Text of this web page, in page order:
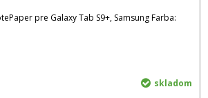
pre Galaxy Tab S9+, Samsung Farba:
skladom